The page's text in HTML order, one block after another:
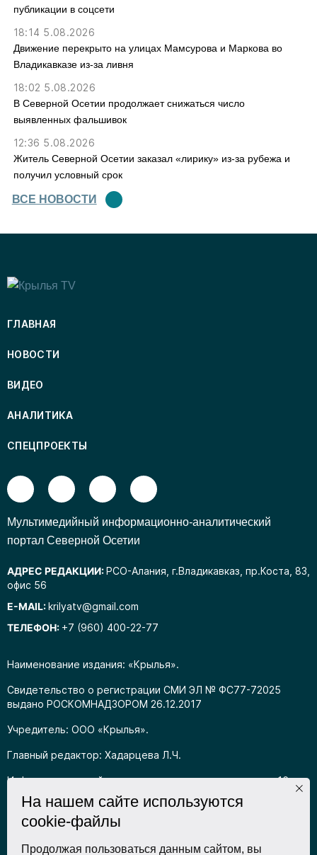
публикации в соцсети
18:14 5.08.2026
Движение перекрыто на улицах Мамсурова и Маркова во
Владикавказе из-за ливня
18:02 5.08.2026
В Северной Осетии продолжает снижаться число
выявленных фальшивок
12:36 5.08.2026
Житель Северной Осетии заказал «лирику» из-за рубежа и
получил условный срок
ВСЕ НОВОСТИ
Наименование издания: «Крылья».
Свидетельство о регистрации СМИ ЭЛ № ФС77-72025
выдано РОСКОМНАДЗОРОМ 26.12.2017
Учредитель: ООО «Крылья».
Главный редактор: Хадарцева Л.Ч.
Информация на сайте предназначена для лиц старше 16
лет.
Все права на любые материалы, опубликованные на сайте,
защищены в соответствии с российским
законодательством об интеллектуальной собственности.
ГЛАВНАЯ
НОВОСТИ
ВИДЕО
АНАЛИТИКА
СПЕЦПРОЕКТЫ
Mультимедийный информационно-аналитический
портал Северной Осетии
АДРЕС РЕДАКЦИИ:РСО-Алания, г.Владикавказ, пр.Коста, 83,
офис 56
E-MAIL:krilyatv@gmail.com
ТЕЛЕФОН: +7 (960) 400-22-77
На нашем сайте используются
cookie-файлы
Продолжая пользоваться данным сайтом, вы